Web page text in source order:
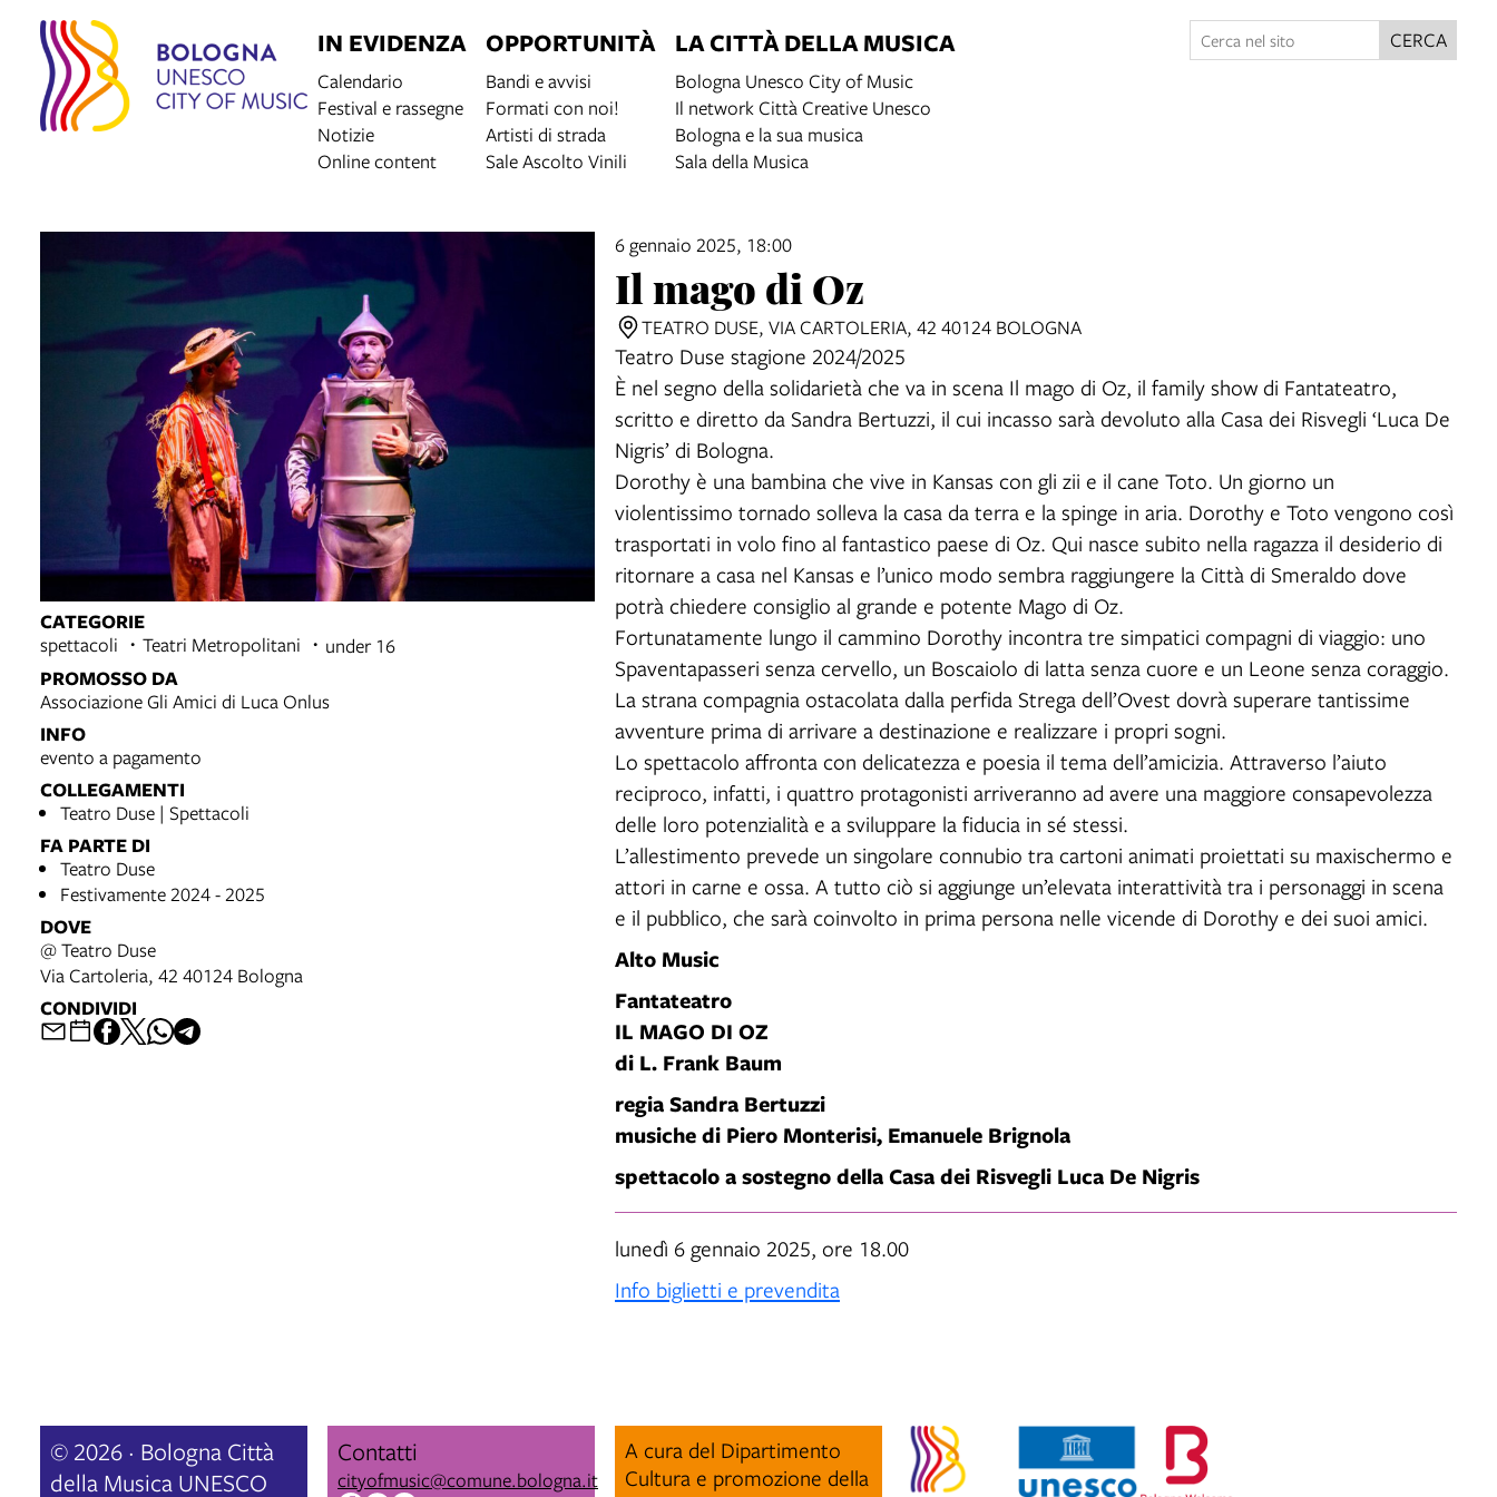
IN EVIDENZA
Calendario
Festival e rassegne
Notizie
Online content
OPPORTUNITÀ
Bandi e avvisi
Formati con noi!
Artisti di strada
Sale Ascolto Vinili
LA CITTÀ DELLA MUSICA
Bologna Unesco City of Music
Il network Città Creative Unesco
Bologna e la sua musica
Sala della Musica
CERCA
CATEGORIE
spettacoli
Teatri Metropolitani
under 16
PROMOSSO DA
Associazione Gli Amici di Luca Onlus
INFO
evento a pagamento
COLLEGAMENTI
Teatro Duse | Spettacoli
FA PARTE DI
Teatro Duse
Festivamente 2024 - 2025
DOVE
@ Teatro Duse
Via Cartoleria, 42 40124 Bologna
CONDIVIDI
6 gennaio 2025, 18:00
Il mago di Oz
TEATRO DUSE, VIA CARTOLERIA, 42 40124 BOLOGNA
Teatro Duse stagione 2024/2025
È nel segno della solidarietà che va in scena Il mago di Oz, il family show di Fantateatro,
scritto e diretto da Sandra Bertuzzi, il cui incasso sarà devoluto alla Casa dei Risvegli ‘Luca De
Nigris’ di Bologna.
Dorothy è una bambina che vive in Kansas con gli zii e il cane Toto. Un giorno un
violentissimo tornado solleva la casa da terra e la spinge in aria. Dorothy e Toto vengono così
trasportati in volo fino al fantastico paese di Oz. Qui nasce subito nella ragazza il desiderio di
ritornare a casa nel Kansas e l’unico modo sembra raggiungere la Città di Smeraldo dove
potrà chiedere consiglio al grande e potente Mago di Oz.
Fortunatamente lungo il cammino Dorothy incontra tre simpatici compagni di viaggio: uno
Spaventapasseri senza cervello, un Boscaiolo di latta senza cuore e un Leone senza coraggio.
La strana compagnia ostacolata dalla perfida Strega dell’Ovest dovrà superare tantissime
avventure prima di arrivare a destinazione e realizzare i propri sogni.
Lo spettacolo affronta con delicatezza e poesia il tema dell’amicizia. Attraverso l’aiuto
reciproco, infatti, i quattro protagonisti arriveranno ad avere una maggiore consapevolezza
delle loro potenzialità e a sviluppare la fiducia in sé stessi.
L’allestimento prevede un singolare connubio tra cartoni animati proiettati su maxischermo e
attori in carne e ossa. A tutto ciò si aggiunge un’elevata interattività tra i personaggi in scena
e il pubblico, che sarà coinvolto in prima persona nelle vicende di Dorothy e dei suoi amici.
Alto Music
Fantateatro
IL MAGO DI OZ
di L. Frank Baum
regia Sandra Bertuzzi
musiche di Piero Monterisi, Emanuele Brignola
spettacolo a sostegno della Casa dei Risvegli Luca De Nigris
lunedì 6 gennaio 2025, ore 18.00
Info biglietti e prevendita
© 2026 · Bologna Città
della Musica UNESCO
Contatti
cityofmusic@comune.bologna.it
A cura del Dipartimento
Cultura e promozione della